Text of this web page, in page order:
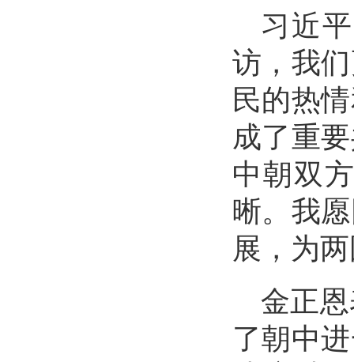
习近
访，我
民的热
成了重
中朝双
晰。我
展，为
金正
了朝中